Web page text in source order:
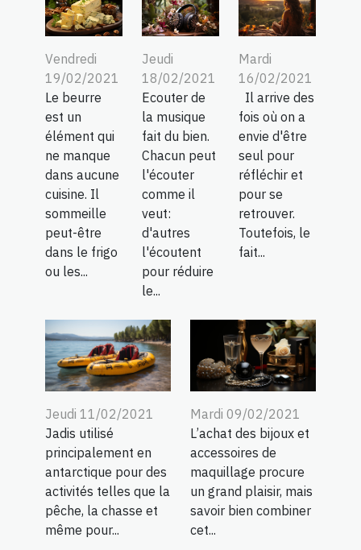
Vendredi
19/02/2021
Le beurre
est un
élément qui
ne manque
dans aucune
cuisine. Il
sommeille
peut-être
dans le frigo
ou les...
Jeudi
18/02/2021
Ecouter de
la musique
fait du bien.
Chacun peut
l'écouter
comme il
veut:
d'autres
l'écoutent
pour réduire
le...
Mardi
16/02/2021
Il arrive des
fois où on a
envie d'être
seul pour
réfléchir et
pour se
retrouver.
Toutefois, le
fait...
Jeudi 11/02/2021
Jadis utilisé
principalement en
antarctique pour des
activités telles que la
pêche, la chasse et
même pour...
Mardi 09/02/2021
L’achat des bijoux et
accessoires de
maquillage procure
un grand plaisir, mais
savoir bien combiner
cet...